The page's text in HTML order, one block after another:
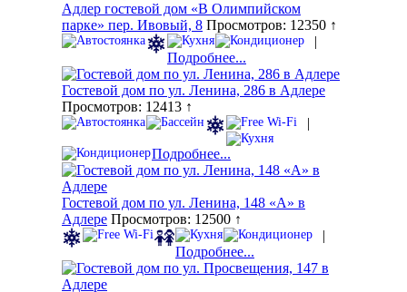
Адлер гостевой дом «В Олимпийском
парке» пер. Ивовый, 8 Просмотров: 12350 ↑
|
Подробнее...
Гостевой дом по ул. Ленина, 286 в Адлере
Просмотров: 12413 ↑
|
Подробнее...
Гостевой дом по ул. Ленина, 148 «А» в
Адлере Просмотров: 12500 ↑
|
Подробнее...